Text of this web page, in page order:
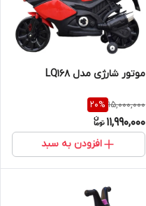
موتور شارژی مدل LQ168
15,000,000
20%
11,990,000
افزودن به سبد